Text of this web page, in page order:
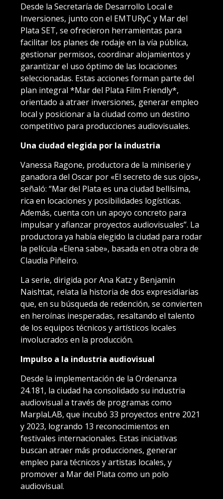
Desde la Secretaría de Desarrollo Local e
Inversiones, junto con el EMTURyC y Mar del
Plata SET, se ofrecieron herramientas para
facilitar los planes de rodaje en la vía pública,
gestionar permisos, coordinar alojamientos y
garantizar el uso óptimo de las locaciones
seleccionadas. Estas acciones forman parte del
plan integral *Mar del Plata Film Friendly*,
orientado a atraer inversiones, generar empleo
local y posicionar a la ciudad como un destino
competitivo para producciones audiovisuales.
Una ciudad elegida por la industria
Vanessa Ragone, productora de la miniserie y
ganadora del Oscar por «El secreto de sus ojos»,
señaló: “Mar del Plata es una ciudad bellísima,
rica en locaciones y posibilidades logísticas.
Además, cuenta con un apoyo concreto para
impulsar y afianzar proyectos audiovisuales”. La
productora ya había elegido la ciudad para rodar
la película «Elena sabe», basada en otra obra de
Claudia Piñeiro.
La serie, dirigida por Ana Katz y Benjamín
Naishtat, relata la historia de dos expresidiarias
que, en su búsqueda de redención, se convierten
en heroínas inesperadas, resaltando el talento
de los equipos técnicos y artísticos locales
involucrados en la producción.
Impulso a la industria audiovisual
Desde la implementación de la Ordenanza
24.181, la ciudad ha consolidado su industria
audiovisual a través de programas como
MarplaLAB, que incubó 33 proyectos entre 2021
y 2023, logrando 13 reconocimientos en
festivales internacionales. Estas iniciativas
buscan atraer más producciones, generar
empleo para técnicos y artistas locales, y
promover a Mar del Plata como un polo
audiovisual.